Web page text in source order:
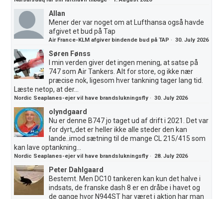
Allan
Mener der var noget om at Lufthansa også havde
afgivet et bud på Tap
Air France-KLM afgiver bindende bud på TAP ·30. July 2026
Søren Fønss
I min verden giver det ingen mening, at satse på
747 som Air Tankers. Alt for store, og ikke nær
præcise nok, ligesom hver tankning tager lang tid.
Læste netop, at der...
Nordic Seaplanes-ejer vil have brandslukningsfly ·30. July 2026
olyndgaard
Nu er denne B747 jo taget ud af drift i 2021. Det var
for dyrt,,det er heller ikke alle steder den kan
lande..imod sætning til de mange CL 215/415 som
kan lave optankning...
Nordic Seaplanes-ejer vil have brandslukningsfly · 28. July 2026
Peter Dahlgaard
Bestemt. Men DC10 tankeren kan kun det halve i
indsats, de franske dash 8 er en dråbe i havet og
de gange hvor N944ST har været i aktion har man